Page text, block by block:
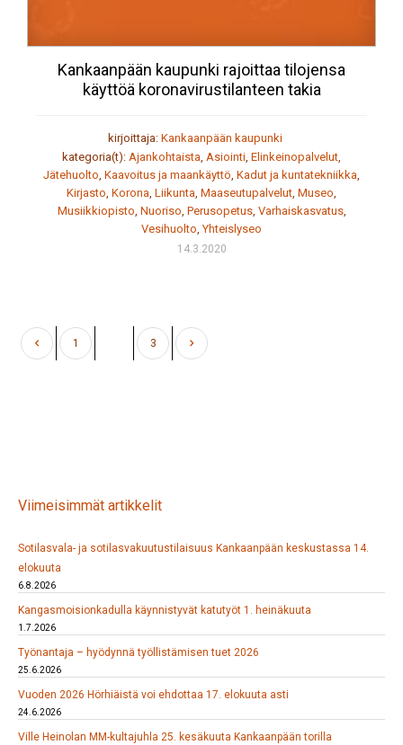
Kankaanpään kaupunki rajoittaa tilojensa
käyttöä koronavirustilanteen takia
kirjoittaja: Kankaanpään kaupunki
kategoria(t): Ajankohtaista, Asiointi, Elinkeinopalvelut,
Jätehuolto, Kaavoitus ja maankäyttö, Kadut ja kuntatekniikka,
Kirjasto, Korona, Liikunta, Maaseutupalvelut, Museo,
Musiikkiopisto, Nuoriso, Perusopetus, Varhaiskasvatus,
Vesihuolto,Yhteislyseo
14.3.2020
1 3
Viimeisimmät artikkelit
Sotilasvala- ja sotilasvakuutustilaisuus Kankaanpään keskustassa 14.
elokuuta
6.8.2026
Kangasmoisionkadulla käynnistyvät katutyöt 1. heinäkuuta
1.7.2026
Työnantaja – hyödynnä työllistämisen tuet 2026
25.6.2026
Vuoden 2026 Hörhiäistä voi ehdottaa 17. elokuuta asti
24.6.2026
Ville Heinolan MM-kultajuhla 25. kesäkuuta Kankaanpään torilla